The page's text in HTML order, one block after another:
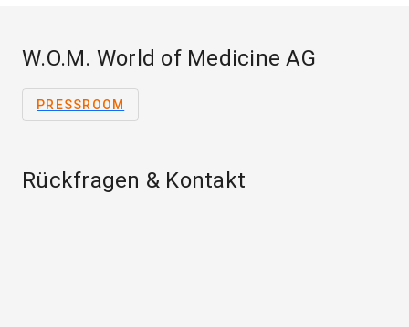
W.O.M. World of Medicine AG
PRESSROOM
Rückfragen & Kontakt